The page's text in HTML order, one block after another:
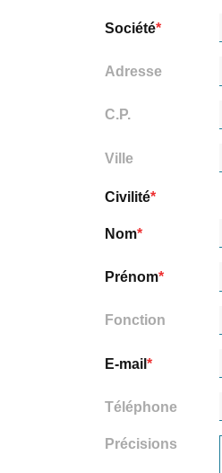
Société
Adresse
C.P.
Ville
Civilité
Nom
Prénom
Fonction
E-mail
Téléphone
Précisions